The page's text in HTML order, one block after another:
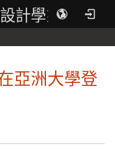
計學系
亞洲大學登